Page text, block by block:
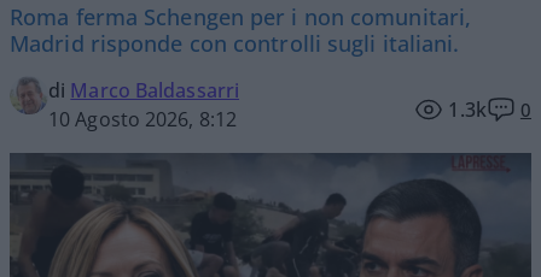
Roma ferma Schengen per i non comunitari,
Madrid risponde con controlli sugli italiani.
di Marco Baldassarri
10 Agosto 2026, 8:12
1.3k 0